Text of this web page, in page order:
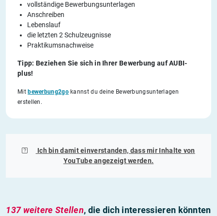
vollständige Bewerbungsunterlagen
Anschreiben
Lebenslauf
die letzten 2 Schulzeugnisse
Praktikumsnachweise
Tipp: Beziehen Sie sich in Ihrer Bewerbung auf AUBI-
plus!
Mit bewerbung2gokannst du deine Bewerbungsunterlagen
erstellen.
Ich bin damit einverstanden, dass mir Inhalte von
YouTubeangezeigt werden.
137 weitere Stellen, die dich interessieren könnten